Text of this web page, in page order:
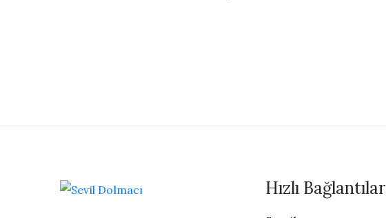
Hızlı Bağlantılar